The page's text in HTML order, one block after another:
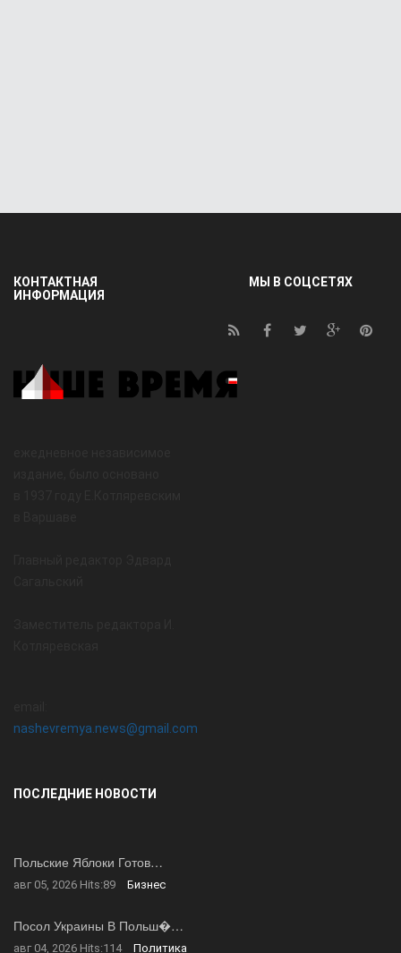
КОНТАКТНАЯ
ИНФОРМАЦИЯ
nashevremya.news@gmail.com
МЫ В СОЦСЕТЯХ
ПОСЛЕДНИЕ НОВОСТИ
Польские Яблоки Готов…
авг 05, 2026 Hits:89 Бизнес
Посол Украины В Польш�…
авг 04, 2026 Hits:114 Политика